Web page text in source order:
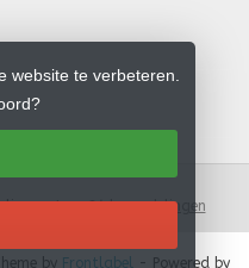
Lees 24 beoordelingen
website te verbeteren.
by Frontlabel - Powered by